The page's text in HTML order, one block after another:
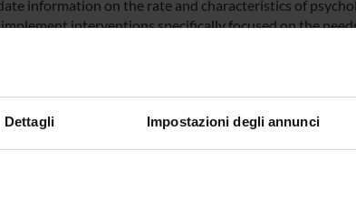
Dettagli Impostazioni degli annunci
information on the rate and characteristics of
interventions specifically focused on the
issue is the definition of interventions that can be
has been identified. Based on these grounds, this
of psychological distress and psychiatric
interventions, in migrants displaced in
on the frequency of psychological distress and
in the catchment area of Verona. Collecting data on
in migrants, and on theefficacy of interventions, will
of a mental healthcare component for migrants